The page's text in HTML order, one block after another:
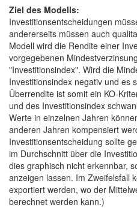
Ziel des Modells:
Investitionsentscheidungen
andererseits müssen auch
Modell wird die Rendite einer
vorgegebenen
"Investitionsindex". Wird die
Investitionsindex negativ und es
Überrendite ist somit ein KO-
und des Investitionsindex
Werte in einzelnen Jahren
anderen Jahren kompensiert
Investitionsentscheidung sollte
im Durchschnitt über die
dies graphisch nicht erkennbar,
anzeigen lassen. Im Zweifelsfall
exportiert werden, wo der
berechnet werden kann.)